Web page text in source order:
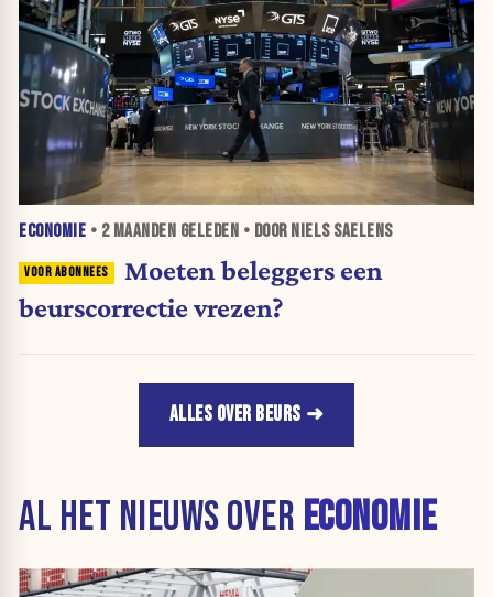
ECONOMIE • 2 MAANDEN GELEDEN • DOOR NIELS SAELENS
Moeten beleggers een
beurscorrectie vrezen?
ALLES OVER BEURS
AL HET NIEUWS OVER ECONOMIE